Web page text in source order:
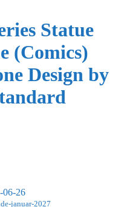
Statue
(Comics)
Design by
06-26
januar-2027